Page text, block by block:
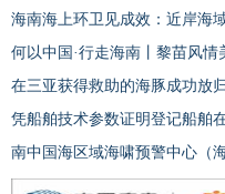
海南海上环卫见成效：近岸海
何以中国·行走海南丨黎苗风情
在三亚获得救助的海豚成功放
凭船舶技术参数证明登记船舶
南中国海区域海啸预警中心（